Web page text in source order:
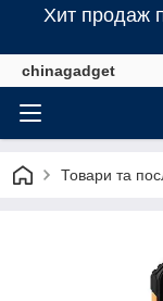
Хит продаж
chinagadget
Товари та